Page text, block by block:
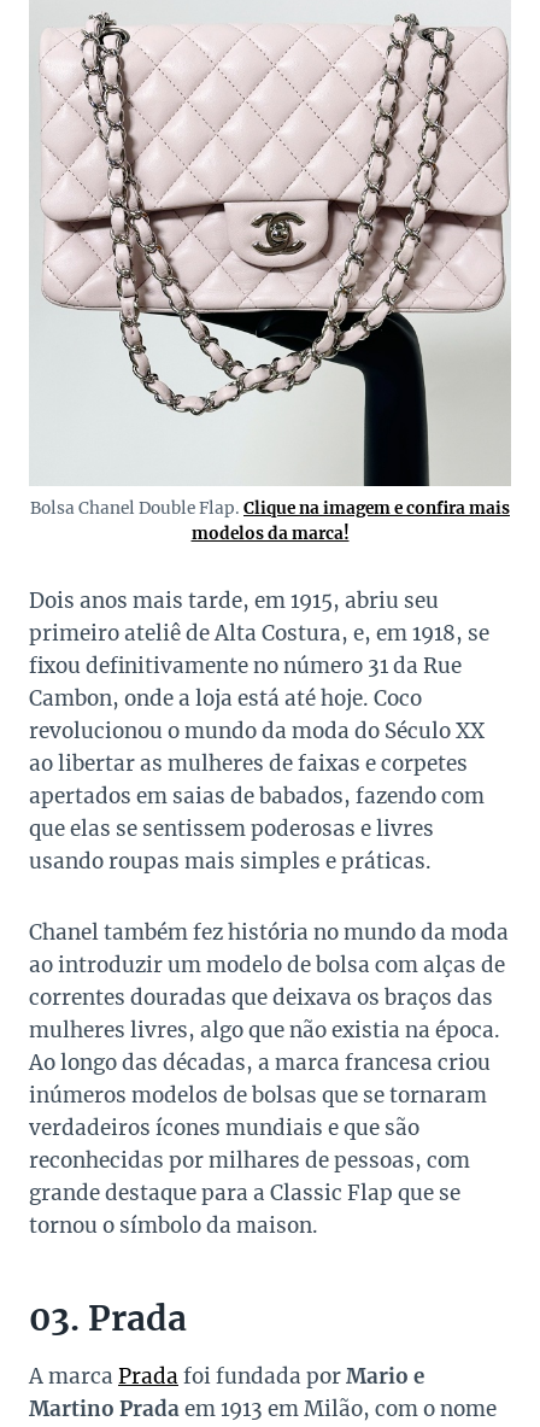
Bolsa Chanel Double Flap. Clique na imagem e confira mais
modelos da marca!
Dois anos mais tarde, em 1915, abriu seu
primeiro ateliê de Alta Costura, e, em 1918, se
fixou definitivamente no número 31 da Rue
Cambon, onde a loja está até hoje. Coco
revolucionou o mundo da moda do Século XX
ao libertar as mulheres de faixas e corpetes
apertados em saias de babados, fazendo com
que elas se sentissem poderosas e livres
usando roupas mais simples e práticas.
Chanel também fez história no mundo da moda
ao introduzir um modelo de bolsa com alças de
correntes douradas que deixava os braços das
mulheres livres, algo que não existia na época.
Ao longo das décadas, a marca francesa criou
inúmeros modelos de bolsas que se tornaram
verdadeiros ícones mundiais e que são
reconhecidas por milhares de pessoas, com
grande destaque para a Classic Flap que se
tornou o símbolo da maison.
03. Prada
A marca Prada foi fundada porMario e
Martino Pradaem 1913 em Milão, com o nome